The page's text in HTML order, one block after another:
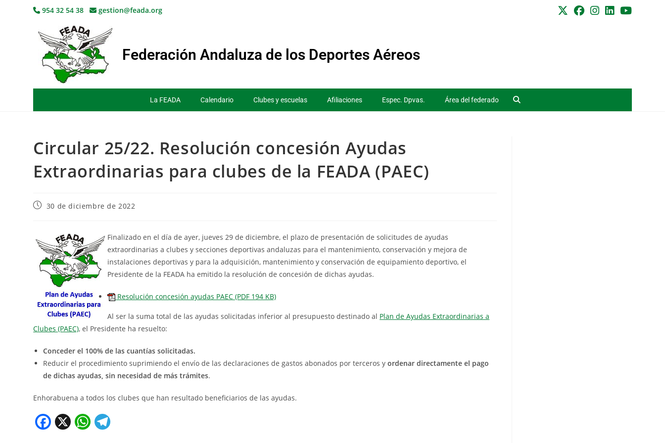
954 32 54 38 gestion@feada.org
Federación Andaluza de los Deportes Aéreos
La FEADA Calendario Clubes y escuelas Afiliaciones Espec. Dpvas. Área del federado
Circular 25/22. Resolución concesión Ayudas
Extraordinarias para clubes de la FEADA (PAEC)
30 de diciembre de 2022
Finalizado en el día de ayer, jueves 29 de diciembre, el plazo de presentación de solicitudes de ayudas
extraordinarias a clubes y secciones deportivas andaluzas para el mantenimiento, conservación y mejora de
instalaciones deportivas y para la adquisición, mantenimiento y conservación de equipamiento deportivo, el
Presidente de la FEADA ha emitido la resolución de concesión de dichas ayudas.
Resolución concesión ayudas PAEC (PDF 194 KB)
Al ser la suma total de las ayudas solicitadas inferior al presupuesto destinado al Plan de Ayudas Extraordinarias a
Clubes (PAEC), el Presidente ha resuelto:
Conceder el 100% de las cuantías solicitadas.
Reducir el procedimiento suprimiendo el envío de las declaraciones de gastos abonados por terceros yordenar directamente el pago
de dichas ayudas, sin necesidad de más trámites.
Enhorabuena a todos los clubes que han resultado beneficiarios de las ayudas.
F X W